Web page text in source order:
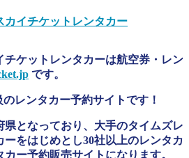
イチケットレンタカー
チケットレンタカーは航空券・レン
です。
レンタカー予約サイトです！
県となっており、大手のタイムズレ
をはじめとし30社以上のレンタカ
ー予約販売サイトになります。